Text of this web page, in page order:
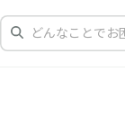
どんなことでお